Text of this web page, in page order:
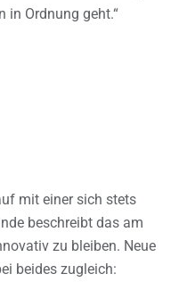
in Ordnung geht.“
mit einer sich stets
beschreibt das am
zu bleiben. Neue
beides zugleich: